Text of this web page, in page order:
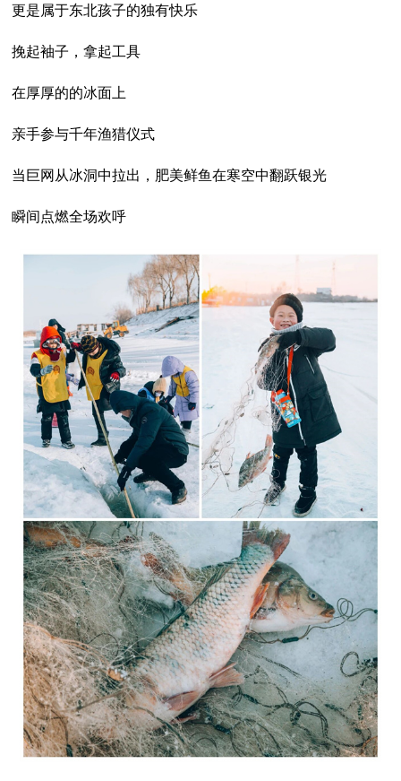
更是属于东北孩子的独有快乐
挽起袖子，拿起工具
在厚厚的的冰面上
亲手参与千年渔猎仪式
当巨网从冰洞中拉出，肥美鲜鱼在寒空中翻跃银光
瞬间点燃全场欢呼